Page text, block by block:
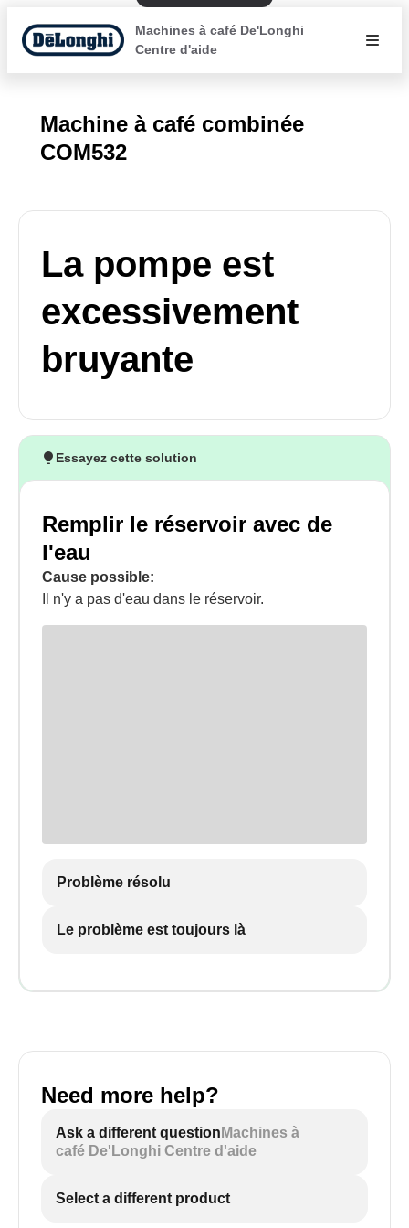
Machines à café De'Longhi
Centre d'aide
Machine à café combinée
COM532
La pompe est
excessivement
bruyante
Essayez cette solution
Remplir le réservoir avec de
l'eau
Cause possible:
Il n'y a pas d'eau dans le réservoir.
Problème résolu
Le problème est toujours là
Need more help?
Ask a different question Machines à
café De'Longhi Centre d'aide
Select a different product